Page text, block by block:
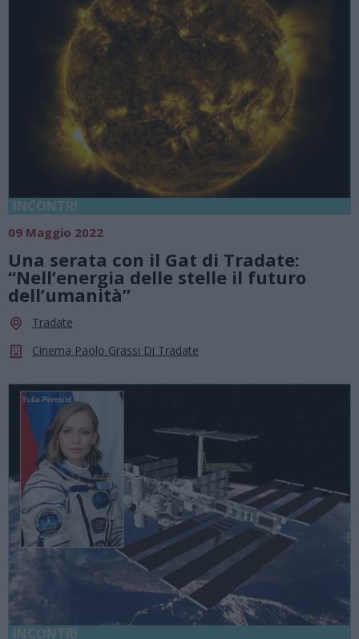
INCONTRI
09 Maggio 2022
Una serata con il Gat di Tradate:
“Nell’energia delle stelle il futuro
dell’umanità”
Tradate
Cinema Paolo Grassi Di Tradate
INCONTRI